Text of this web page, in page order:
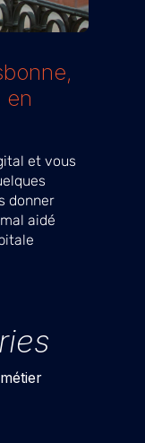
en
et vous
donner
aidé
métier